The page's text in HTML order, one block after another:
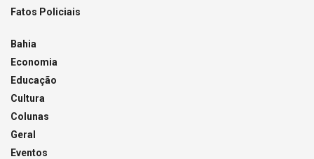
Fatos Policiais
Bahia
Economia
Educação
Cultura
Colunas
Geral
Eventos